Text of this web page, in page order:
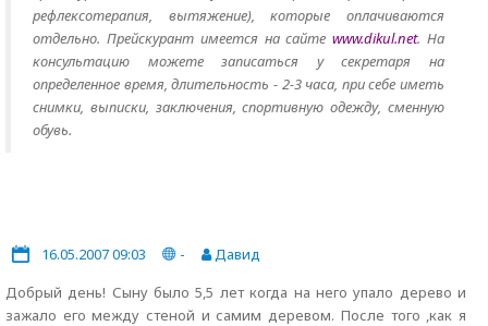
рефлексотерапия, вытяжение), которые оплачиваются
отдельно. Прейскурант имеется на сайтеwww.dikul.net. На
консультацию можете записаться у секретаря на
определенное время, длительность - 2-3 часа, при себе иметь
снимки, выписки, заключения, спортивную одежду, сменную
обувь.
16.05.2007 09:03 -
Давид
Добрый день! Сыну было 5,5 лет когда на него упало дерево и
зажало его между стеной и самим деревом. После того ,как я